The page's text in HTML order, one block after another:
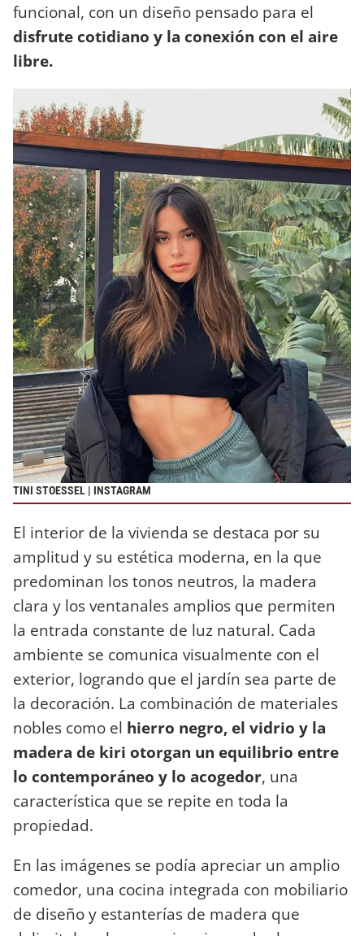
funcional, con un diseño pensado para el
disfrute cotidiano y la conexión con el aire
libre.
TINI STOESSEL | INSTAGRAM
El interior de la vivienda se destaca por su
amplitud y su estética moderna, en la que
predominan los tonos neutros, la madera
clara y los ventanales amplios que permiten
la entrada constante de luz natural. Cada
ambiente se comunica visualmente con el
exterior, logrando que el jardín sea parte de
la decoración. La combinación de materiales
nobles como el hierro negro, el vidrio y la
madera de kiri otorgan un equilibrio entre
lo contemporáneo y lo acogedor, una
característica que se repite en toda la
propiedad.
En las imágenes se podía apreciar un amplio
comedor, una cocina integrada con mobiliario
de diseño y estanterías de madera que